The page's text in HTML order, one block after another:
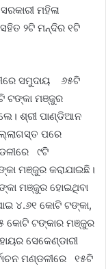
ମହିଳା
୨ଟି ମନ୍ଦିର ୧ଟି
ସମୁଦାୟ ୬୫ଟି
ମଞ୍ଜୁର
ଶ୍ରୀ ପାଣ୍ଡିଆନ
ପରେ
୯ଟି
ମଞ୍ଜୁର କରାଯାଇଛି।
ମଞ୍ଜୁର ହୋଇଥିବା
୪.୬୧ କୋଟି ଟଙ୍କା,
କୋଟି ଟଙ୍କାର ମଞ୍ଜୁର
ସେକେଣ୍ଡାରୀ
ମଣ୍ଡଳୀରେ ୧୫ଟି